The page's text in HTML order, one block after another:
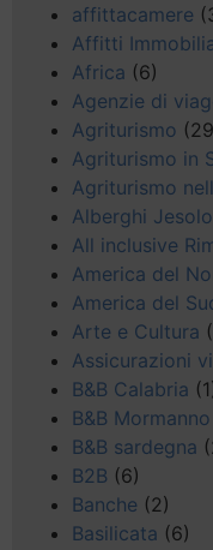
affittacamere
Affitti
Africa (6)
Agenzie di
Agriturismo
Agriturismo in
Agriturismo
Alberghi Jesolo
All inclusive
America del
America del
Arte e Cultura
Assicurazioni
B&B Calabria
B&B Mormanno
B&B sardegna
B2B (6)
Banche (2)
Basilicata (6)